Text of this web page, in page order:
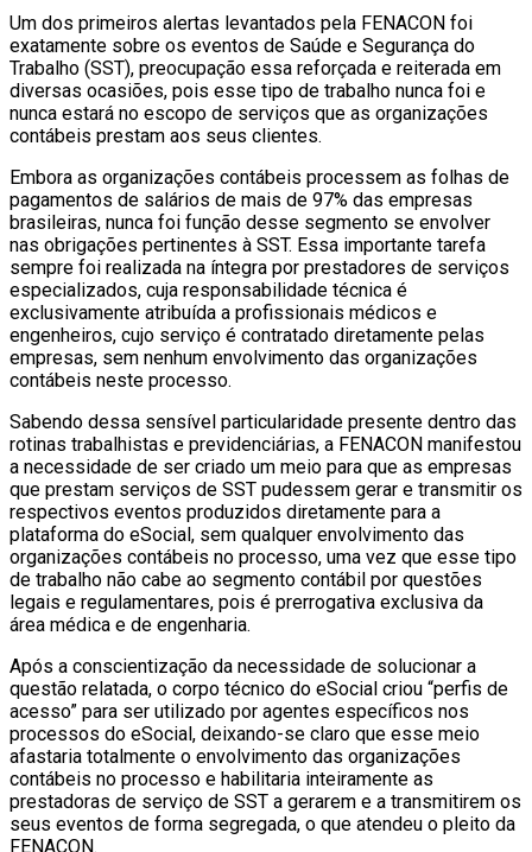
Um dos primeiros alertas levantados pela FENACON foi
exatamente sobre os eventos de Saúde e Segurança do
Trabalho (SST), preocupação essa reforçada e reiterada em
diversas ocasiões, pois esse tipo de trabalho nunca foi e
nunca estará no escopo de serviços que as organizações
contábeis prestam aos seus clientes.
Embora as organizações contábeis processem as folhas de
pagamentos de salários de mais de 97% das empresas
brasileiras, nunca foi função desse segmento se envolver
nas obrigações pertinentes à SST. Essa importante tarefa
sempre foi realizada na íntegra por prestadores de serviços
especializados, cuja responsabilidade técnica é
exclusivamente atribuída a profissionais médicos e
engenheiros, cujo serviço é contratado diretamente pelas
empresas, sem nenhum envolvimento das organizações
contábeis neste processo.
Sabendo dessa sensível particularidade presente dentro das
rotinas trabalhistas e previdenciárias, a FENACON manifestou
a necessidade de ser criado um meio para que as empresas
que prestam serviços de SST pudessem gerar e transmitir os
respectivos eventos produzidos diretamente para a
plataforma do eSocial, sem qualquer envolvimento das
organizações contábeis no processo, uma vez que esse tipo
de trabalho não cabe ao segmento contábil por questões
legais e regulamentares, pois é prerrogativa exclusiva da
área médica e de engenharia.
Após a conscientização da necessidade de solucionar a
questão relatada, o corpo técnico do eSocial criou “perfis de
acesso” para ser utilizado por agentes específicos nos
processos do eSocial, deixando-se claro que esse meio
afastaria totalmente o envolvimento das organizações
contábeis no processo e habilitaria inteiramente as
prestadoras de serviço de SST a gerarem e a transmitirem os
seus eventos de forma segregada, o que atendeu o pleito da
FENACON.